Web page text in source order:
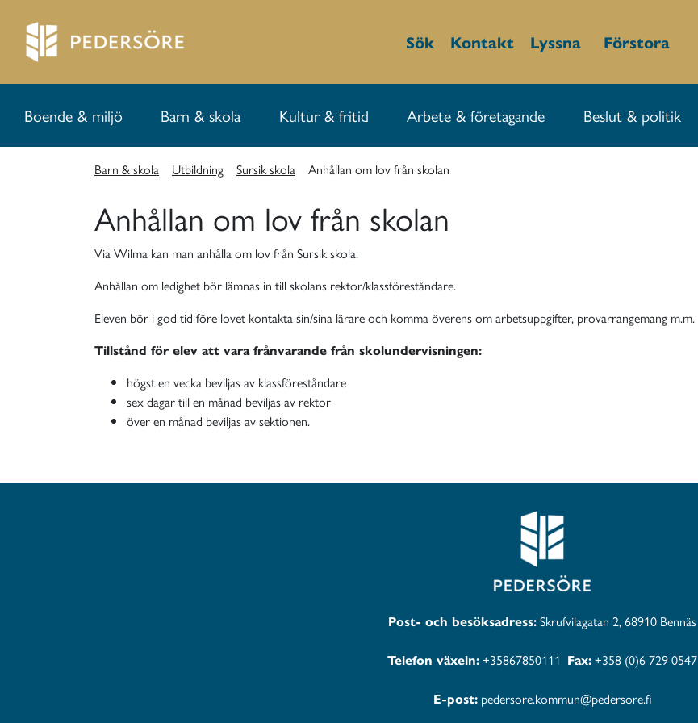
Sök Kontakt Lyssna Förstora
Boende & miljö Barn & skola Kultur & fritid Arbete & företagande Beslut & politik
Barn & skola Utbildning Sursik skola Anhållan om lov från skolan
Anhållan om lov från skolan
Via Wilma kan man anhålla om lov från Sursik skola.
Anhållan om ledighet bör lämnas in till skolans rektor/klassföreståndare.
Eleven bör i god tid före lovet kontakta sin/sina lärare och komma överens om arbetsuppgifter, provarrangemang m.m.
Tillstånd för elev att vara frånvarande från skolundervisningen:
högst en vecka beviljas av klassföreståndare
sex dagar till en månad beviljas av rektor
över en månad beviljas av sektionen.
Post- och besöksadress:Skrufvilagatan 2, 68910 Bennäs
Telefon växeln:+35867850111 Fax:+358 (0)6 729 0547
E-post:pedersore.kommun@pedersore.fi